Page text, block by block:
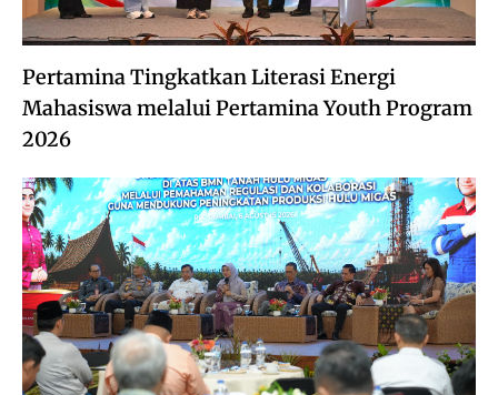
Pertamina Tingkatkan Literasi Energi
Mahasiswa melalui Pertamina Youth Program
2026